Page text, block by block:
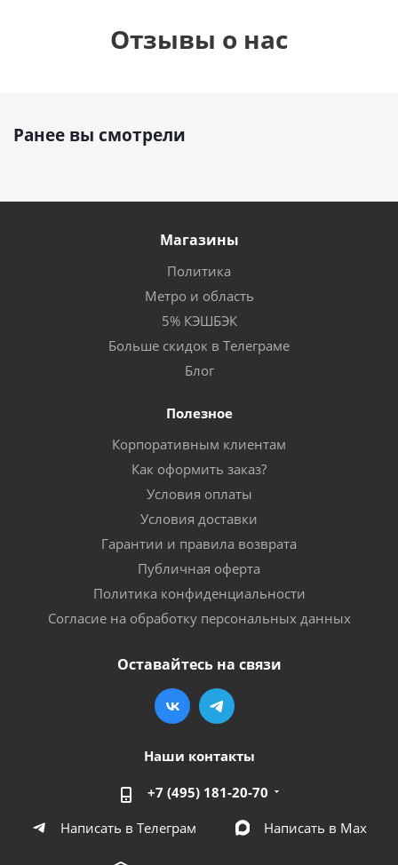
Отзывы о нас
Ранее вы смотрели
Магазины
Политика
Метро и область
5% КЭШБЭК
Больше скидок в Телеграме
Блог
Полезное
Корпоративным клиентам
Как оформить заказ?
Условия оплаты
Условия доставки
Гарантии и правила возврата
Публичная оферта
Политика конфиденциальности
Согласие на обработку персональных данных
Оставайтесь на связи
Наши контакты
+7 (495) 181-20-70
Написать в Телеграм
Написать в Мах